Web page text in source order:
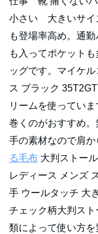
小さい 大きいサイ
も登場率高め。通
も入ってポケット
ッグです。マイケ
ス ブラック
リームを使ってい
巻くのがおすすめ
手の素材なので肩か
る毛布 大判ストー
レディース メンズ
手 ウールタッチ 大
チェック柄大判ス
類によって使い方を